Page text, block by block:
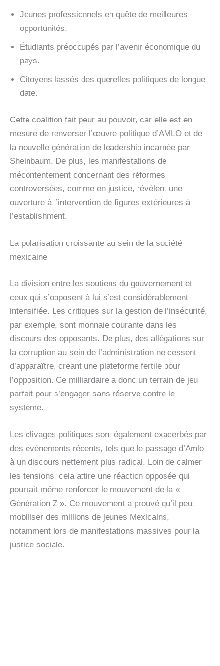
Jeunes professionnels en quête de meilleures
opportunités.
Étudiants préoccupés par l’avenir économique du
pays.
Citoyens lassés des querelles politiques de longue
date.
Cette coalition fait peur au pouvoir, car elle est en
mesure de renverser l’œuvre politique d’AMLO et de
la nouvelle génération de leadership incarnée par
Sheinbaum. De plus, les manifestations de
mécontentement concernant des réformes
controversées, comme en justice, révèlent une
ouverture à l’intervention de figures extérieures à
l’establishment.
La polarisation croissante au sein de la société
mexicaine
La division entre les soutiens du gouvernement et
ceux qui s’opposent à lui s’est considérablement
intensifiée. Les critiques sur la gestion de l’insécurité,
par exemple, sont monnaie courante dans les
discours des opposants. De plus, des allégations sur
la corruption au sein de l’administration ne cessent
d’apparaître, créant une plateforme fertile pour
l’opposition. Ce milliardaire a donc un terrain de jeu
parfait pour s’engager sans réserve contre le
système.
Les clivages politiques sont également exacerbés par
des événements récents, tels que le passage d’Amlo
à un discours nettement plus radical. Loin de calmer
les tensions, cela attire une réaction opposée qui
pourrait même renforcer le mouvement de la «
Génération Z ». Ce mouvement a prouvé qu’il peut
mobiliser des millions de jeunes Mexicains,
notamment lors de manifestations massives pour la
justice sociale.